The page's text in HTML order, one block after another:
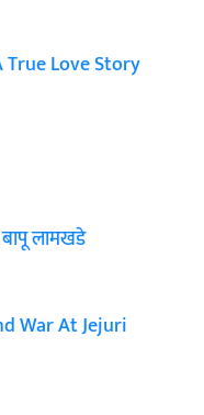
True Love Story
लामखडे
War At Jejuri